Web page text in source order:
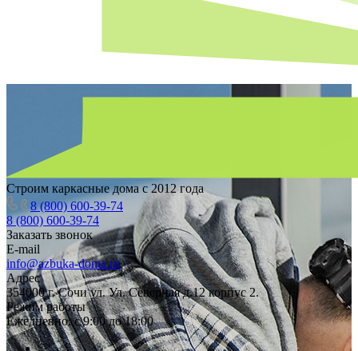
Строим каркасные дома с 2012 года
8 (800) 600-39-74
8 (800) 600-39-74
Заказать звонок
E-mail
info@azbuka-doma.ru
Адрес
354000 г. Сочи ул. Ул. Северная д.12 корпус 2.
Режим работы
Ежедневно: с 9:00 до 18:00